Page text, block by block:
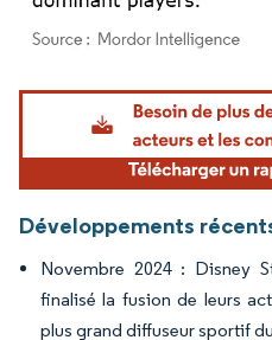
Image © Mordor Intelligence. La
Développements
Novembre 2024 : Disney
finalisé la fusion de leurs
plus grand diffuseur sportif